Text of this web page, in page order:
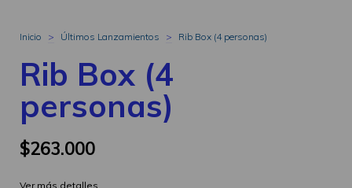
Inicio > Últimos Lanzamientos > Rib Box (4 personas)
Rib Box (4
personas)
$263.000
Ver más detalles